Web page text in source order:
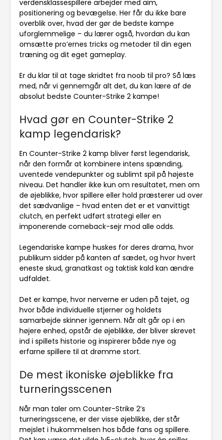
verdensklassespillere arbejder med aim,
positionering og bevægelse. Her får du ikke bare
overblik over, hvad der gør de bedste kampe
uforglemmelige – du lærer også, hvordan du kan
omsætte pro’ernes tricks og metoder til din egen
træning og dit eget gameplay.
Er du klar til at tage skridtet fra noob til pro? Så læs
med, når vi gennemgår alt det, du kan lære af de
absolut bedste Counter-Strike 2 kampe!
Hvad gør en Counter-Strike 2
kamp legendarisk?
En Counter-Strike 2 kamp bliver først legendarisk,
når den formår at kombinere intens spænding,
uventede vendepunkter og sublimt spil på højeste
niveau. Det handler ikke kun om resultatet, men om
de øjeblikke, hvor spillere eller hold præsterer ud over
det sædvanlige – hvad enten det er et vanvittigt
clutch, en perfekt udført strategi eller en
imponerende comeback-sejr mod alle odds.
Legendariske kampe huskes for deres drama, hvor
publikum sidder på kanten af sædet, og hvor hvert
eneste skud, granatkast og taktisk kald kan ændre
udfaldet.
Det er kampe, hvor nerverne er uden på tøjet, og
hvor både individuelle stjerner og holdets
samarbejde skinner igennem. Når alt går op i en
højere enhed, opstår de øjeblikke, der bliver skrevet
ind i spillets historie og inspirerer både nye og
erfarne spillere til at drømme stort.
De mest ikoniske øjeblikke fra
turneringsscenen
Når man taler om Counter-Strike 2’s
turneringsscene, er der visse øjeblikke, der står
mejslet i hukommelsen hos både fans og spillere.